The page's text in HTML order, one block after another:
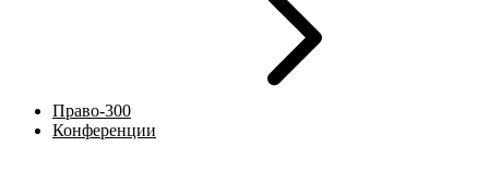
Право-300
Конференции